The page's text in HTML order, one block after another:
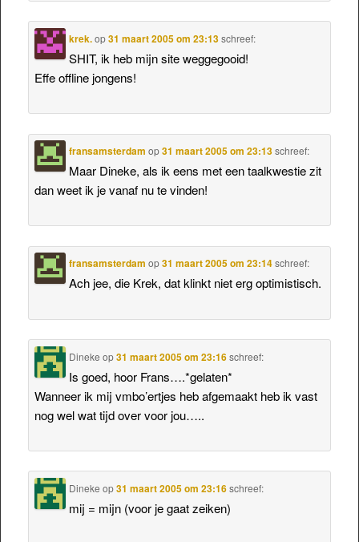
krek.op31 maart 2005 om 23:13 schreef:
SHIT, ik heb mijn site weggegooid!
Effe offline jongens!
fransamsterdam op31 maart 2005 om 23:13 schreef:
Maar Dineke, als ik eens met een taalkwestie zit
dan weet ik je vanaf nu te vinden!
fransamsterdam op31 maart 2005 om 23:14 schreef:
Ach jee, die Krek, dat klinkt niet erg optimistisch.
Dineke op31 maart 2005 om 23:16 schreef:
Is goed, hoor Frans….*gelaten*
Wanneer ik mij vmbo’ertjes heb afgemaakt heb ik vast
nog wel wat tijd over voor jou…..
Dineke op31 maart 2005 om 23:16 schreef:
mij = mijn (voor je gaat zeiken)